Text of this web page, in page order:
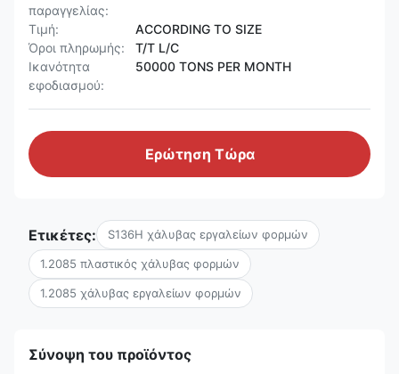
παραγγελίας:
Τιμή:
ACCORDING TO SIZE
Όροι πληρωμής:
T/T L/C
Ικανότητα
εφοδιασμού:
50000 TONS PER MONTH
Ερώτηση Τώρα
Ετικέτες: S136H χάλυβας εργαλείων φορμών
1.2085 πλαστικός χάλυβας φορμών
1.2085 χάλυβας εργαλείων φορμών
Σύνοψη του προϊόντος